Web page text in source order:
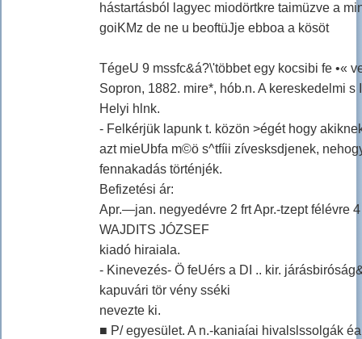
hástartásból lagyec miodörtkre taimüzve a
goiKMz de ne u beoftüJje ebboa a kösöt
TégeU 9 mssfc&á?\'többet egy kocsibi fe •«
Sopron, 1882. mire*, hób.n. A kereskedelmi s
Helyi hlnk.
- Felkérjük lapunk t. közön >égét hogy
azt mieUbfa m©ö s^tfíii zívesksdjenek,
fennakadás történjék.
Befizetési ár:
Apr.—jan. negyedévre 2 frt Apr.-tzept félévre 4
WAJDITS JÓZSEF
kiadó hiraiala.
- Kinevezés- Ö feUérs a DI .. kir.
kapuvári tör vény sséki
nevezte ki.
■ P/ egyesület. A n.-kaniaíai hivalslssolgák